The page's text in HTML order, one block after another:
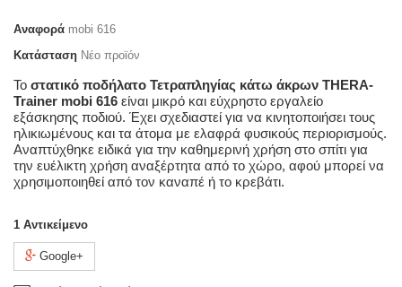
Αναφορά mobi 616
Κατάσταση Νέο προϊόν
Το στατικό ποδήλατο Τετραπληγίας κάτω άκρων THERA-
Trainer mobi 616 είναι μικρό και εύχρηστο εργαλείο
εξάσκησης ποδιού. Έχει σχεδιαστεί για να κινητοποιήσει τους
ηλικιωμένους και τα άτομα με ελαφρά φυσικούς περιορισμούς.
Αναπτύχθηκε ειδικά για την καθημερινή χρήση στο σπίτι για
την ευέλικτη χρήση αναξέρτητα από το χώρο, αφού μπορεί να
χρησιμοποιηθεί από τον καναπέ ή το κρεβάτι.
1 Αντικείμενο
Google+